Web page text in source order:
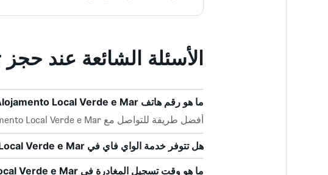
الأسئلة الشائعة عند حجز Alojamento Local Verde e Mar
ما هو رقم هاتف Alojamento Local Verde e Mar؟
أفضل طريقة للتواصل مع Alojamento Local Verde e Mar هي بالاتصال بـ +351 967 765 553.
هل تتوفر خدمة الواي فاي في Alojamento Local Verde e Mar؟
ما هو وقت تسجيل المغادرة في Alojamento Local Verde e Mar؟